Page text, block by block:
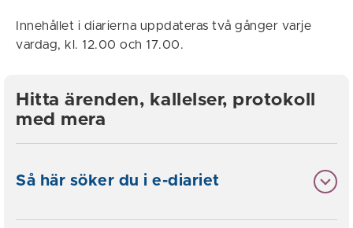
Innehållet i diarierna uppdateras två gånger varje
vardag, kl. 12.00 och 17.00.
Hitta ärenden, kallelser, protokoll
med mera
Så här söker du i e-diariet